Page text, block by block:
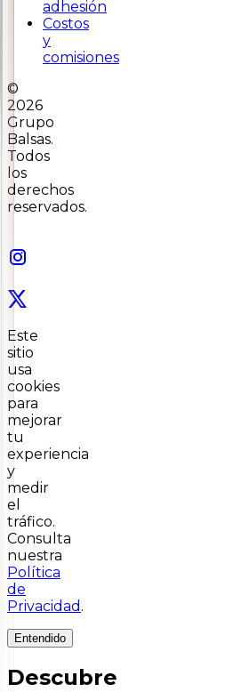
adhesión
Costos
y
comisiones
©
2026
Grupo
Balsas.
Todos
los
derechos
reservados.
Este
sitio
usa
cookies
para
mejorar
tu
experiencia
y
medir
el
tráfico.
Consulta
nuestra
Política
de
Privacidad .
Entendido
Descubre